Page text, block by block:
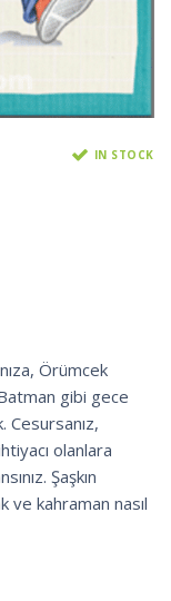
IN STOCK
Örümcek
gibi gece
Cesursanız,
olanlara
Şaşkın
ve kahraman nasıl